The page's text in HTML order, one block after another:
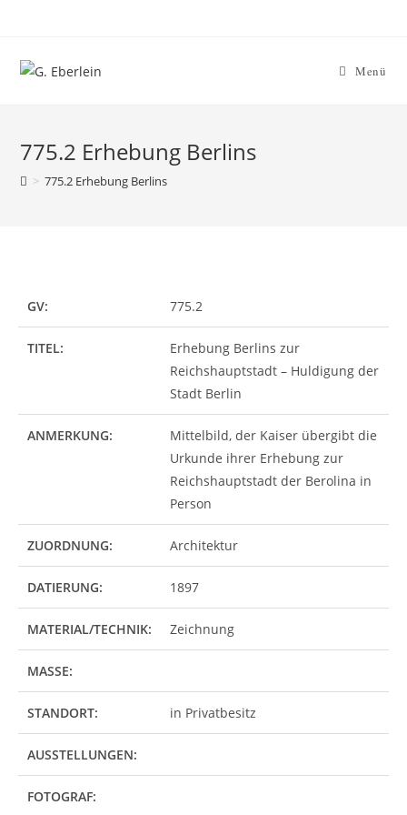
Menü
775.2 Erhebung Berlins
> 775.2 Erhebung Berlins
GV: 775.2
TITEL:
Erhebung Berlins zur
Reichshauptstadt – Huldigung der
Stadt Berlin
ANMERKUNG:
Mittelbild, der Kaiser übergibt die
Urkunde ihrer Erhebung zur
Reichshauptstadt der Berolina in
Person
ZUORDNUNG: Architektur
DATIERUNG: 1897
MATERIAL/TECHNIK: Zeichnung
MASSE:
STANDORT: in Privatbesitz
AUSSTELLUNGEN:
FOTOGRAF: